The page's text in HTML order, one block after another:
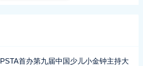
PSTA首办第九届中国少儿小金钟主持大